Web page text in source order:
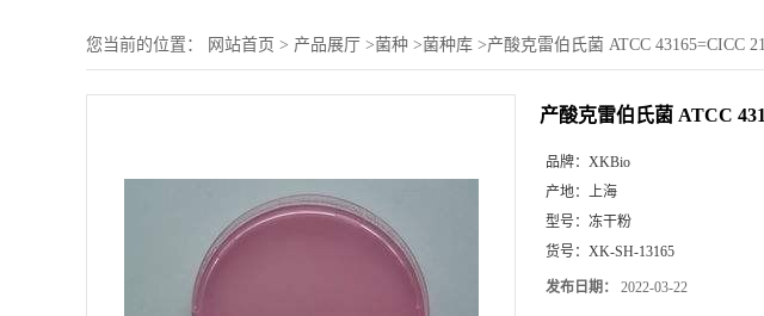
您当前的位置： 网站首页 > 产品展厅 >菌种 >菌种库 >产酸克雷伯氏菌 ATCC 43165=CICC
产酸克雷伯氏菌 ATCC
品牌： XKBio
产地： 上海
型号： 冻干粉
货号： XK-SH-13165
发布日期： 2022-03-22